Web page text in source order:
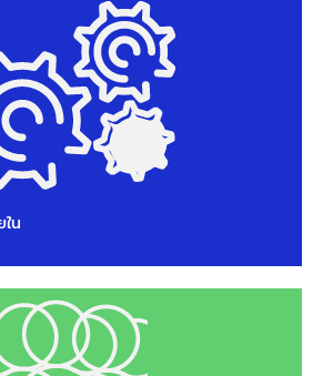
ต้นน้ำและ
ชุมชน
ISO/IEC17025
บริการ
ใน